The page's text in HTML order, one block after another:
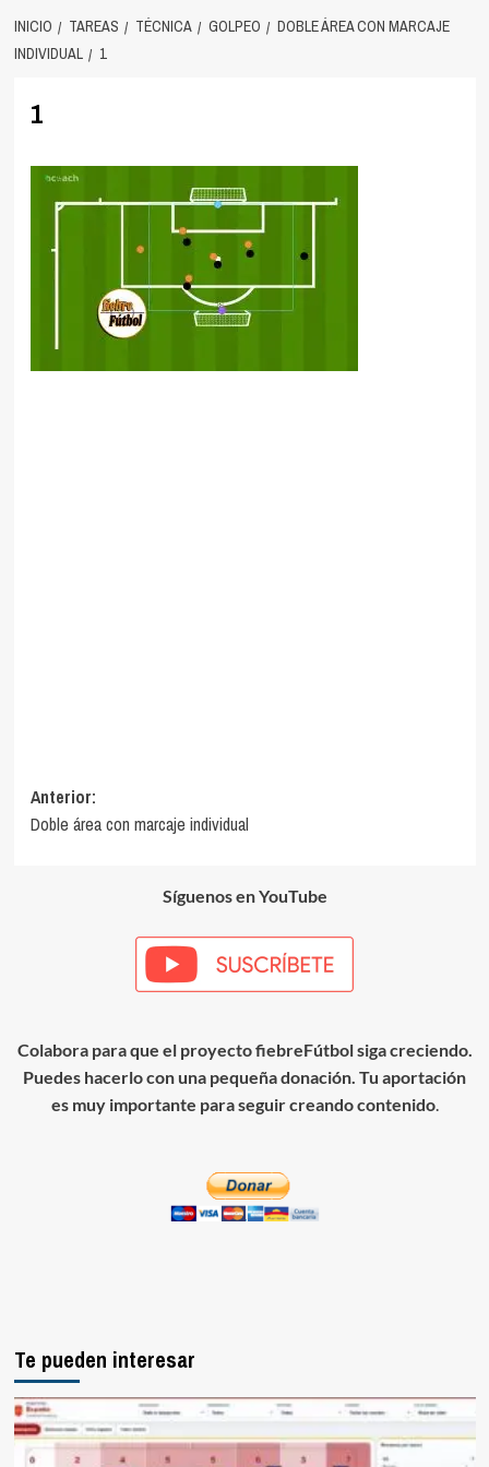
INICIO TAREAS TÉCNICA GOLPEO
DOBLE ÁREA CON MARCAJE
INDIVIDUAL
1
1
Navegación
de
Anterior:
Doble área con marcaje individual
Síguenos en YouTube
Colabora para que el proyecto fiebreFútbol siga creciendo.
Puedes hacerlo con una pequeña donación. Tu aportación
es muy importante para seguir creando contenido.
Te pueden interesar